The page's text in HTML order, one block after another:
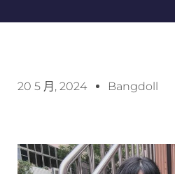
20 5 月, 2024 Bangdoll